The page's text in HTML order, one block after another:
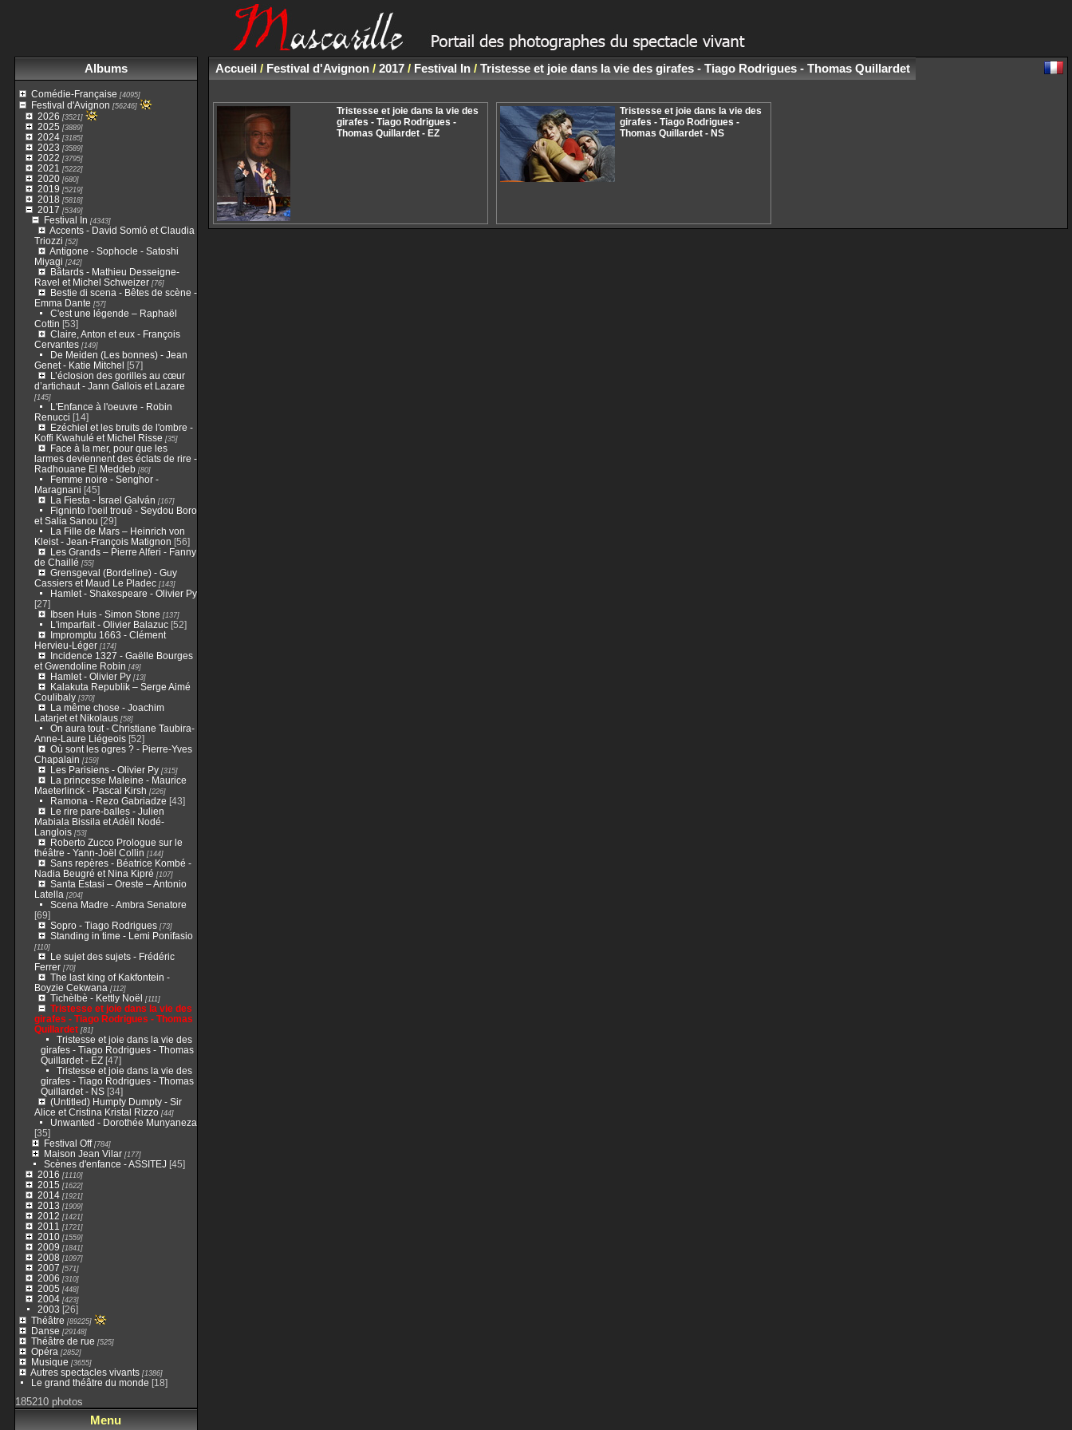
Albums
Comédie-Française [4095]
Festival d'Avignon [56246]
2026 [3521]
2025 [3889]
2024[3185]
2023 [3589]
2022 [3795]
2021 [5222]
2020[680]
2019 [5219]
2018 [5818]
2017 [5349]
Festival In [4343]
Accents - David Somló et Claudia
Triozzi [52]
Antigone - Sophocle - Satoshi
Miyagi [242]
Bâtards - Mathieu Desseigne-
Ravel et Michel Schweizer[76]
Bestie di scena - Bêtes de scène -
Emma Dante [57]
C'est une légende – Raphaël
Cottin [53]
Claire, Anton et eux - François
Cervantes[149]
De Meiden (Les bonnes) - Jean
Genet - Katie Mitchel [57]
L’éclosion des gorilles au cœur
d’artichaut - Jann Gallois et Lazare
[145]
L'Enfance à l'oeuvre - Robin
Renucci [14]
Ezéchiel et les bruits de l'ombre -
Koffi Kwahulé et Michel Risse [35]
Face à la mer, pour que les
larmes deviennent des éclats de rire -
Radhouane El Meddeb[80]
Femme noire - Senghor -
Maragnani [45]
La Fiesta - Israel Galván [167]
Figninto l'oeil troué - Seydou Boro
et Salia Sanou [29]
La Fille de Mars – Heinrich von
Kleist - Jean-François Matignon [56]
Les Grands – Pierre Alferi - Fanny
de Chaillé [55]
Grensgeval (Bordeline) - Guy
Cassiers et Maud Le Pladec[143]
Hamlet - Shakespeare - Olivier Py
[27]
Ibsen Huis - Simon Stone [137]
L'imparfait - Olivier Balazuc[52]
Impromptu 1663 - Clément
Hervieu-Léger[174]
Incidence 1327 - Gaëlle Bourges
et Gwendoline Robin [49]
Hamlet - Olivier Py[13]
Kalakuta Republik – Serge Aimé
Coulibaly[370]
La même chose - Joachim
Latarjet et Nikolaus[58]
On aura tout - Christiane Taubira-
Anne-Laure Liégeois[52]
Où sont les ogres ? - Pierre-Yves
Chapalain [159]
Les Parisiens - Olivier Py[315]
La princesse Maleine - Maurice
Maeterlinck - Pascal Kirsh [226]
Ramona - Rezo Gabriadze [43]
Le rire pare-balles - Julien
Mabiala Bissila et Adèll Nodé-
Langlois[53]
Roberto Zucco Prologue sur le
théâtre - Yann-Joël Collin [144]
Sans repères - Béatrice Kombé -
Nadia Beugré et Nina Kipré [107]
Santa Estasi – Oreste – Antonio
Latella [204]
Scena Madre - Ambra Senatore
[69]
Sopro - Tiago Rodrigues[73]
Standing in time - Lemi Ponifasio
[110]
Le sujet des sujets - Frédéric
Ferrer[70]
The last king of Kakfontein -
Boyzie Cekwana [112]
Tichèlbè - Kettly Noël [111]
Tristesse et joie dans la vie des
girafes - Tiago Rodrigues - Thomas
Quillardet[81]
Tristesse et joie dans la vie des
girafes - Tiago Rodrigues - Thomas
Quillardet - EZ[47]
Tristesse et joie dans la vie des
girafes - Tiago Rodrigues - Thomas
Quillardet - NS[34]
(Untitled) Humpty Dumpty - Sir
Alice et Cristina Kristal Rizzo[44]
Unwanted - Dorothée Munyaneza
[35]
Festival Off[784]
Maison Jean Vilar[177]
Scènes d'enfance - ASSITEJ [45]
2016 [1110]
2015 [1622]
2014[1921]
2013 [1909]
2012 [1421]
2011 [1721]
2010[1559]
2009 [1841]
2008 [1097]
2007 [571]
2006 [310]
2005 [448]
2004[423]
2003 [26]
Théâtre [89225]
Danse [29148]
Théâtre de rue [525]
Opéra [2852]
Musique [3655]
Autres spectacles vivants[1386]
Le grand théâtre du monde [18]
185210 photos
Menu
Accueil/ Festival d'Avignon/ 2017/ Festival In/ Tristesse et joie dans la vie des girafes - Tiago Rodrigues - Thomas Quillardet
Tristesse et joie dans la vie des
girafes - Tiago Rodrigues -
Thomas Quillardet - EZ
Tristesse et joie dans la vie des
girafes - Tiago Rodrigues -
Thomas Quillardet - NS